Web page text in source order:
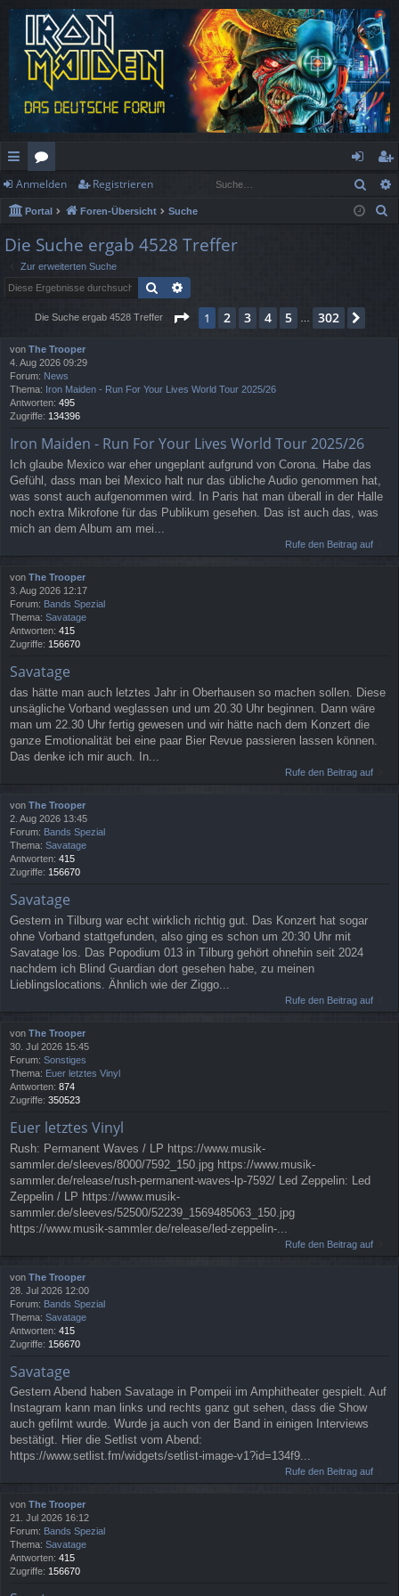
ch
ne
llz
or
en
n
m
eg
ist
Anmelden Registrieren
Portal Foren-Übersicht Suche
Die Suche ergab 4528 Treffer
Zur erweiterten Suche
Suche
Die Suche ergab 4528 Treffer Seite 1von 302
1 2 3 4 5 … 302
von The Trooper
4. Aug 2026 09:29
Forum: News
Thema: Iron Maiden - Run For Your Lives World Tour 2025/26
Antworten: 495
Zugriffe: 134396
Iron Maiden - Run For Your Lives World Tour 2025/26
Ich glaube Mexico war eher ungeplant aufgrund von Corona. Habe das
Gefühl, dass man bei Mexico halt nur das übliche Audio genommen hat,
was sonst auch aufgenommen wird. In Paris hat man überall in der Halle
noch extra Mikrofone für das Publikum gesehen. Das ist auch das, was
mich an dem Album am mei...
Rufe den Beitrag auf
von The Trooper
3. Aug 2026 12:17
Forum: Bands Spezial
Thema: Savatage
Antworten: 415
Zugriffe: 156670
Savatage
das hätte man auch letztes Jahr in Oberhausen so machen sollen. Diese
unsägliche Vorband weglassen und um 20.30 Uhr beginnen. Dann wäre
man um 22.30 Uhr fertig gewesen und wir hätte nach dem Konzert die
ganze Emotionalität bei eine paar Bier Revue passieren lassen können.
Das denke ich mir auch. In...
Rufe den Beitrag auf
von The Trooper
2. Aug 2026 13:45
Forum: Bands Spezial
Thema: Savatage
Antworten: 415
Zugriffe: 156670
Savatage
Gestern in Tilburg war echt wirklich richtig gut. Das Konzert hat sogar
ohne Vorband stattgefunden, also ging es schon um 20:30 Uhr mit
Savatage los. Das Popodium 013 in Tilburg gehört ohnehin seit 2024
nachdem ich Blind Guardian dort gesehen habe, zu meinen
Lieblingslocations. Ähnlich wie der Ziggo...
Rufe den Beitrag auf
von The Trooper
30. Jul 2026 15:45
Forum: Sonstiges
Thema: Euer letztes Vinyl
Antworten: 874
Zugriffe: 350523
Euer letztes Vinyl
Rush: Permanent Waves / LP https://www.musik-
sammler.de/sleeves/8000/7592_150.jpg https://www.musik-
sammler.de/release/rush-permanent-waves-lp-7592/ Led Zeppelin: Led
Zeppelin / LP https://www.musik-
sammler.de/sleeves/52500/52239_1569485063_150.jpg
https://www.musik-sammler.de/release/led-zeppelin-...
Rufe den Beitrag auf
von The Trooper
28. Jul 2026 12:00
Forum: Bands Spezial
Thema: Savatage
Antworten: 415
Zugriffe: 156670
Savatage
Gestern Abend haben Savatage in Pompeii im Amphitheater gespielt. Auf
Instagram kann man links und rechts ganz gut sehen, dass die Show
auch gefilmt wurde. Wurde ja auch von der Band in einigen Interviews
bestätigt. Hier die Setlist vom Abend:
https://www.setlist.fm/widgets/setlist-image-v1?id=134f9...
Rufe den Beitrag auf
von The Trooper
21. Jul 2026 16:12
Forum: Bands Spezial
Thema: Savatage
Antworten: 415
Zugriffe: 156670